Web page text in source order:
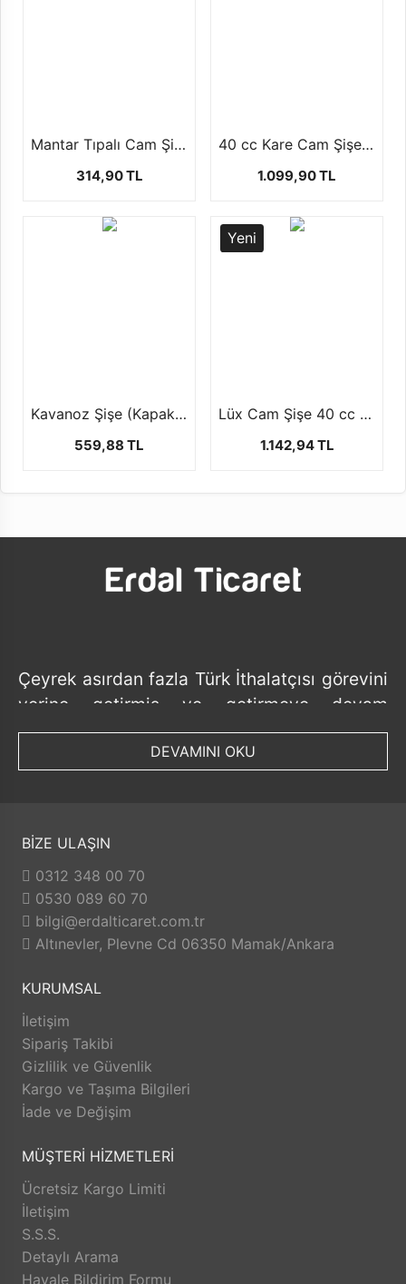
Mantar Tıpalı Cam Şişe (50'li Paketlerde)
314,90 TL
40 cc Kare Cam Şişe (50-ADET)
1.099,90 TL
Kavanoz Şişe (Kapaklı)
559,88 TL
Yeni
Lüx Cam Şişe 40 cc ( 50 Adet)
1.142,94 TL
Çeyrek asırdan fazla Türk İthalatçısı görevini
yerine getirmiş ve getirmeye devam
etmektedir.
Tedarik ettiği ürünlerde her geçen gün ürün
etmektedir.
Faaliyeti boyunca toplumsal değerlerimize
ve ülke ekonomimize faydalı olma
prensibinden taviz vermemiş ve
vermeyecektir.
Dünya genelini etkileyen pandemi (covit 19)
sürecinde ise sürdürülebilir ekonomi, istikrarlı
faaliyet esasında daha çok hizmet ve "mutlu
müşteri, mutlu işyeri" felsefesi ile internet
online satış modülü ile hizmetinizdedir.
Şuan online satış sisteminde kısmen hizmet
vermeye devam ederken; geliştirmekte
hizmetinize sunmaktdır.
Şimdilik satışa sunmuş olduğu el sanatları
malzemelerini yardımcı ekipmanları ve diğer
bir çok ürünün ilk tedarikçi olan Erdal Ticaret,
toptan ve perakende olarak siz değerli
DEVAMINI OKU
BİZE ULAŞIN
0312 348 00 70
0530 089 60 70
bilgi@erdalticaret.com.tr
Altınevler, Plevne Cd 06350 Mamak/Ankara
KURUMSAL
İletişim
Sipariş Takibi
Gizlilik ve Güvenlik
Kargo ve Taşıma Bilgileri
İade ve Değişim
MÜŞTERİ HİZMETLERİ
Ücretsiz Kargo Limiti
İletişim
S.S.S.
Detaylı Arama
Havale Bildirim Formu